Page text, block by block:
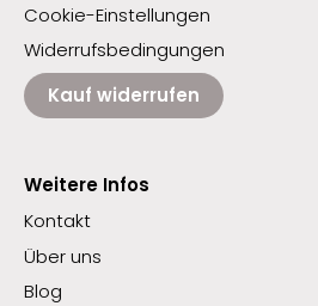
Cookie-Einstellungen
Widerrufsbedingungen
Kauf widerrufen
Weitere Infos
Kontakt
Über uns
Blog